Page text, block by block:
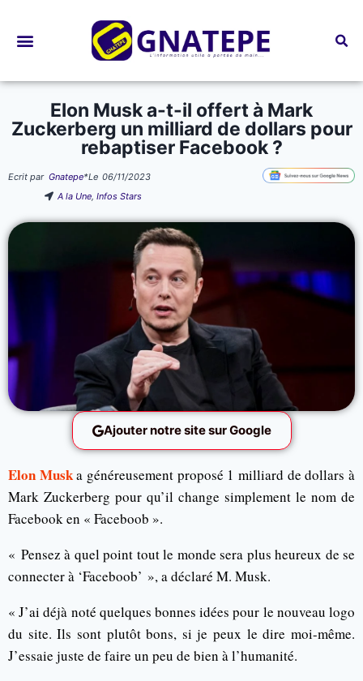
Elon Musk a-t-il offert à Mark
Zuckerberg un milliard de dollars pour
rebaptiser Facebook ?
Ecrit par Gnatepe*Le 06/11/2023
A la Une,Infos Stars
Ajouter notre site sur Google
Elon Muska généreusement proposé 1 milliard de dollars à
Mark Zuckerberg pour qu’il change simplement le nom de
Facebook en « Faceboob ».
« Pensez à quel point tout le monde sera plus heureux de se
connecter à ‘Faceboob’ », a déclaré M. Musk.
« J’ai déjà noté quelques bonnes idées pour le nouveau logo
du site. Ils sont plutôt bons, si je peux le dire moi-même.
J’essaie juste de faire un peu de bien à l’humanité.